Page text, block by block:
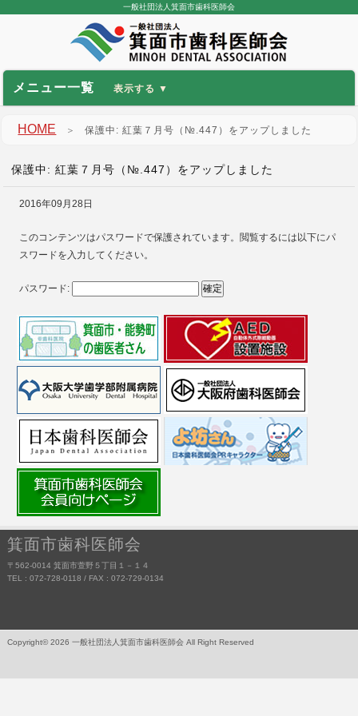
一般社団法人箕面市歯科医師会
メニュー一覧
HOME ＞保護中: 紅葉７月号（№.447）をアップしました
保護中: 紅葉７月号（№.447）をアップしました
2016年09月28日
このコンテンツはパスワードで保護されています。閲覧するには以下にパ
スワードを入力してください。
パスワード:
箕面市歯科医師会
〒562-0014 箕面市萱野５丁目１－１４
TEL : 072-728-0118 / FAX : 072-729-0134
Copyright© 2026 一般社団法人箕面市歯科医師会 All Right Reserved